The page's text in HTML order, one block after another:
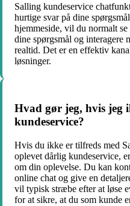
Salling kundeservice
hurtige svar på dine
hjemmeside, vil du normalt
dine spørgsmål og interagere
realtid. Det er en effektiv
løsninger.
Hvad gør jeg, hvis jeg
kundeservice?
Hvis du ikke er tilfreds med
oplevet dårlig kundeservice,
om din oplevelse. Du kan
online chat og give en
vil typisk stræbe efter at løse
for at sikre, at du som kunde